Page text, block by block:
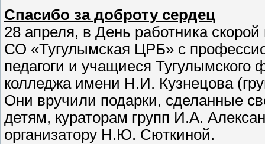
Спасибо за доброту сердец
28 апреля, в День работника
СО «Тугулымская ЦРБ» с
педагоги и учащиеся Тугулымского
колледжа имени Н.И. Кузнецова
Они вручили подарки, сделанные
детям, кураторам групп И.А.
организатору Н.Ю. Сюткиной.